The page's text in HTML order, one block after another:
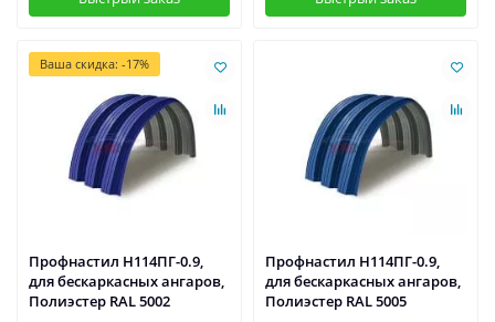
Ваша скидка: -17%
Профнастил H114ПГ-0.9,
для бескаркасных ангаров,
Полиэстер RAL 5002
Профнастил H114ПГ-0.9,
для бескаркасных ангаров,
Полиэстер RAL 5005